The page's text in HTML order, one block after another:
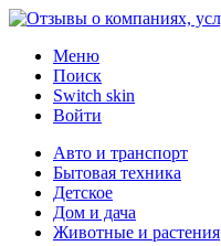
Меню
Поиск
Switch skin
Войти
Авто и транспорт
Бытовая техника
Детское
Дом и дача
Животные и растения